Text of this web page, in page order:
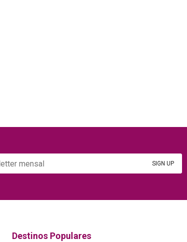
Destinos Populares